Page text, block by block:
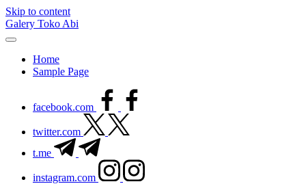
Skip to content
Galery Toko Abi
Home
Sample Page
facebook.com
twitter.com
t.me
instagram.com